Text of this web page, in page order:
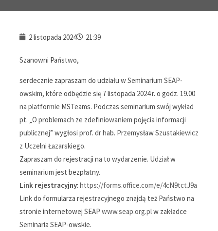
2 listopada 2024 21:39
Szanowni Państwo,
serdecznie zapraszam do udziału w Seminarium SEAP-
owskim, które odbędzie się 7 listopada 2024 r. o godz. 19.00
na platformie MSTeams. Podczas seminarium swój wykład
pt. „O problemach ze zdefiniowaniem pojęcia informacji
publicznej” wygłosi prof. dr hab. Przemysław Szustakiewicz
z Uczelni Łazarskiego.
Zapraszam do rejestracji na to wydarzenie. Udział w
seminarium jest bezpłatny.
Link rejestracyjny: https://forms.office.com/e/4cN9tctJ9a
Link do formularza rejestracyjnego znajdą też Państwo na
stronie internetowej SEAP www.seap.org.plw zakładce
Seminaria SEAP-owskie.